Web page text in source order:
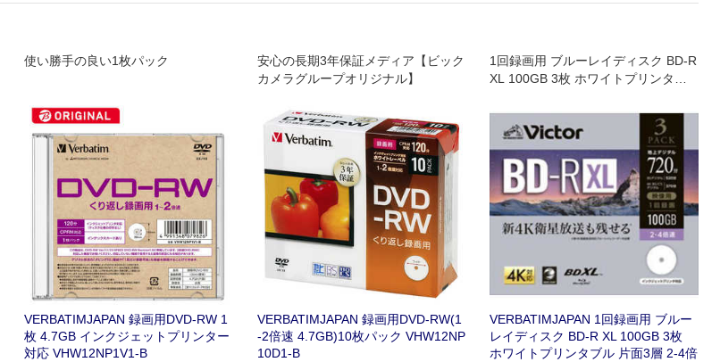
使い勝手の良い1枚パック
VERBATIMJAPAN 録画用DVD-RW 1
枚 4.7GB インクジェットプリンター
対応 VHW12NP1V1-B
安心の長期3年保証メディア【ビック
カメラグループオリジナル】
VERBATIMJAPAN 録画用DVD-RW(1
-2倍速 4.7GB)10枚パック VHW12NP
10D1-B
1回録画用 ブルーレイディスク BD-R
XL 100GB 3枚 ホワイトプリンタブ
VERBATIMJAPAN 1回録画用 ブルー
レイディスク BD-R XL 100GB 3枚
ホワイトプリンタブル 片面3層 2-4倍